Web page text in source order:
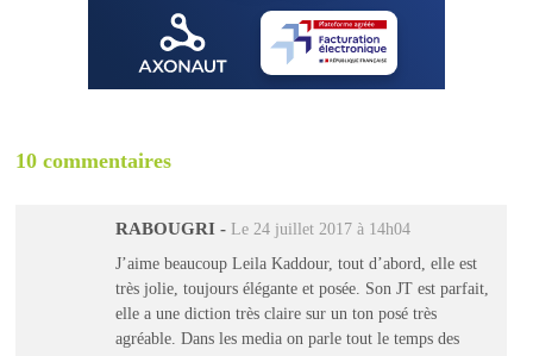
10 commentaires
RABOUGRI - Le 24 juillet 2017 à 14h04
J’aime beaucoup Leila Kaddour, tout d’abord, elle est
très jolie, toujours élégante et posée. Son JT est parfait,
elle a une diction très claire sur un ton posé très
agréable. Dans les media on parle tout le temps des